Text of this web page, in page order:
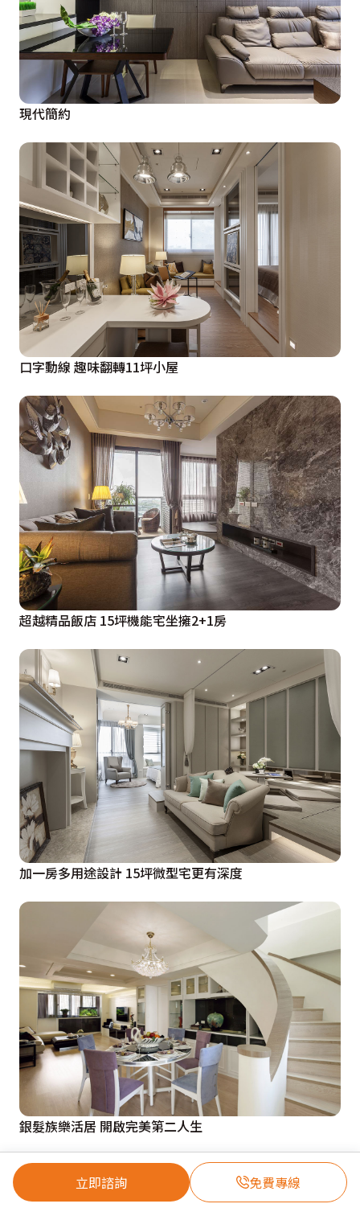
立即諮詢 免費專線
現代簡約
口字動線 趣味翻轉11坪小屋
超越精品飯店 15坪機能宅坐擁2+1房
加一房多用途設計 15坪微型宅更有深度
銀髮族樂活居 開啟完美第二人生